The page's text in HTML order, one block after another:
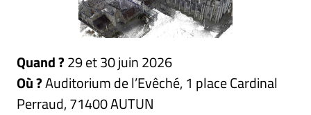
Quand ?29 et 30 juin 2026
Où ?Auditorium de l’Evêché, 1 place Cardinal
Perraud, 71400 AUTUN